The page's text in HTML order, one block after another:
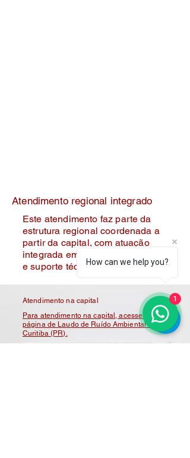
Atendimento regional integrado
Este atendimento faz parte da
estrutura regional coordenada a
partir da capital, com atuação
integrada em municípios vizinhos
e suporte técnico centralizado.
Atendimento na capital
Para atendimento na capital, acesse nossa
página de Laudo de Ruído Ambiental em
Curitiba (PR).
How can we help you?
1